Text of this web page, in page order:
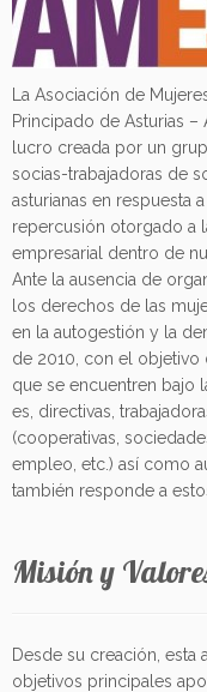
La Asociación de
Principado de Asturias
lucro creada por un
socias-trabajadoras de
asturianas en respuesta
repercusión otorgado a
empresarial dentro de
Ante la ausencia de
los derechos de las
en la autogestión y la
de 2010, con el objetivo
que se encuentren bajo
es, directivas,
(cooperativas,
empleo, etc.) así como
también responde a
Misión y
Desde su creación,
objetivos principales